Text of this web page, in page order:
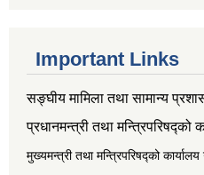
Important Links
सङ्‍घीय मामिला तथा सामान्य
प्रधानमन्त्री तथा मन्त्रिपरिषद्को
मुख्यमन्त्री तथा मन्त्रिपरिषद्को